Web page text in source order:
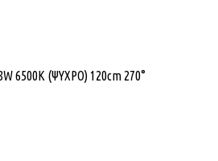
6500K (ΨΥΧΡΟ) 120cm 270°